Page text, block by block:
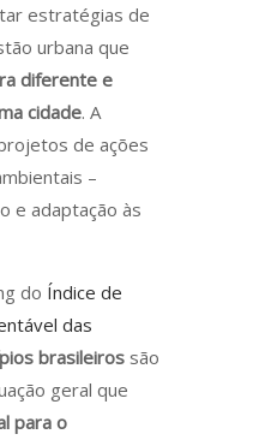
estratégias de
urbana que
diferente e
cidade. A
de ações
–
e adaptação às
do Índice de
das
brasileiros são
geral que
para o